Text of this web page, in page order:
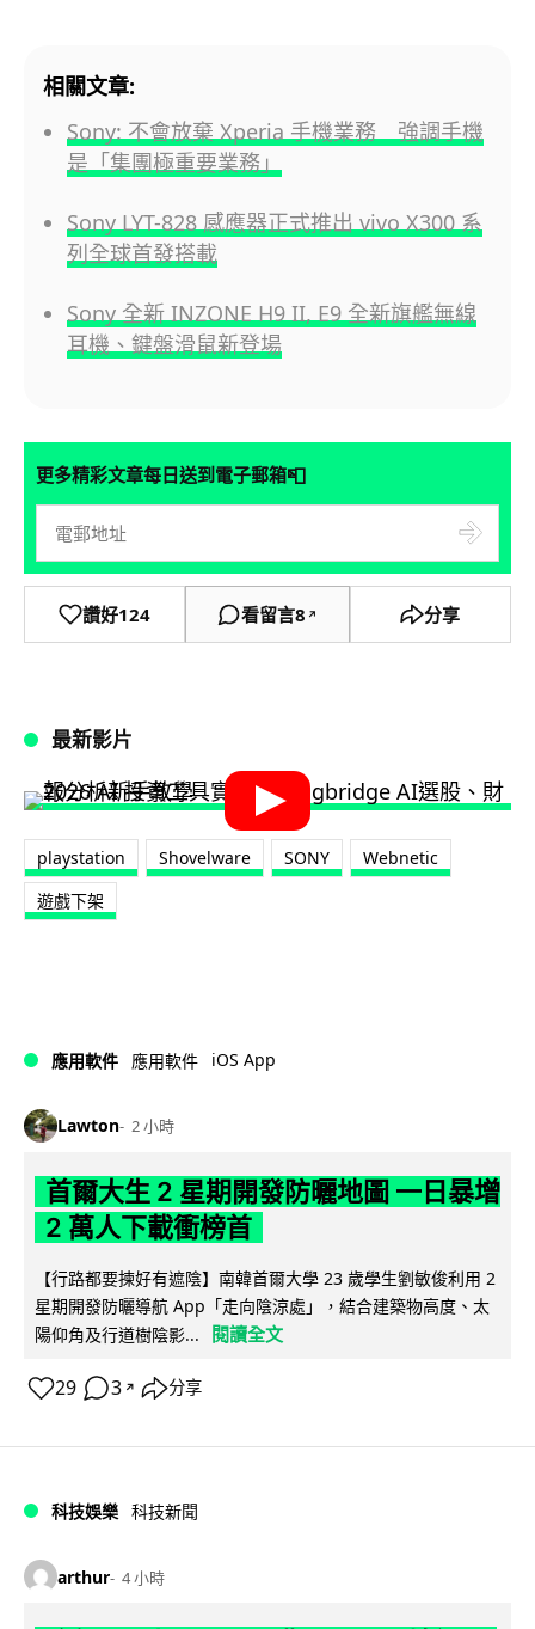
相關文章:
Sony: 不會放棄 Xperia 手機業務 強調手機
是「集團極重要業務」
Sony LYT-828 感應器正式推出 vivo X300 系
列全球首發搭載
Sony 全新 INZONE H9 II, E9 全新旗艦無線
耳機、鍵盤滑鼠新登場
更多精彩文章每日送到電子郵箱📮
讚好124 看留言8 ↗ 分享
最新影片
playstation Shovelware SONY
Webnetic
遊戲下架
應用軟件 應用軟件 iOS App
Lawton 2 小時
首爾大生 2 星期開發防曬地圖 一日暴增
2 萬人下載衝榜首
【行路都要揀好有遮陰】南韓首爾大學 23 歲學生劉敏俊利用 2
星期開發防曬導航 App「走向陰涼處」，結合建築物高度、太
陽仰角及行道樹陰影...
閱讀全文
29 3 ↗ 分享
科技娛樂 科技新聞
arthur 4 小時